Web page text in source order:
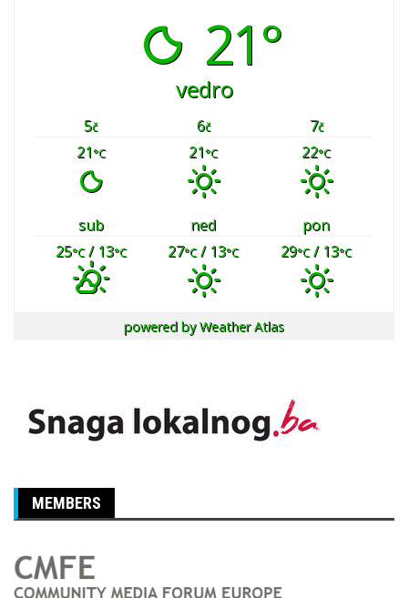
21°
vedro
5č 6č 7č
21°C 21°C 22°C
sub ned
pon
25°C/ 13°C 27°C/ 13°C 29°C/ 13°C
powered byWeather Atlas
MEMBERS